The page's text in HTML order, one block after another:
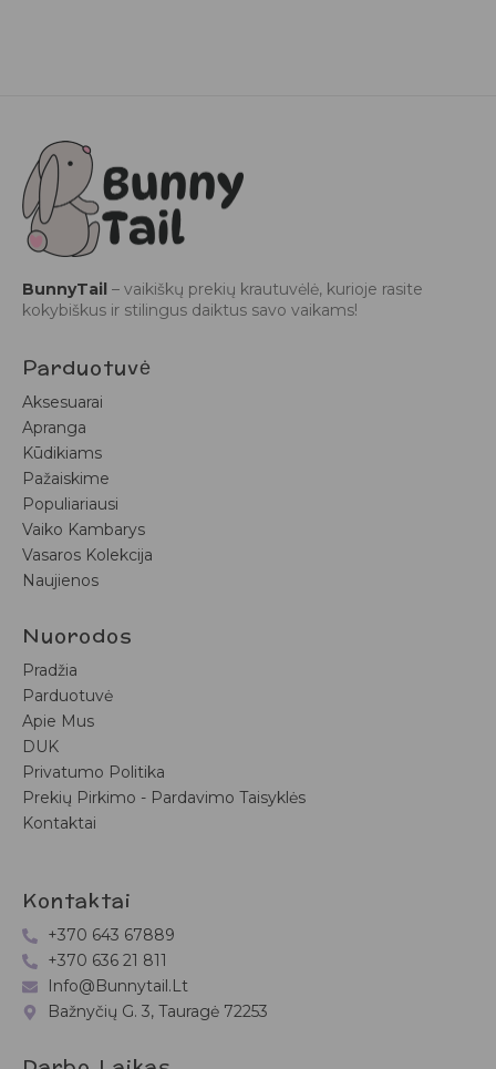
BunnyTail – vaikiškų prekių krautuvėlė, kurioje rasite
kokybiškus ir stilingus daiktus savo vaikams!
Parduotuvė
Aksesuarai
Apranga
Kūdikiams
Pažaiskime
Populiariausi
Vaiko Kambarys
Vasaros Kolekcija
Naujienos
Nuorodos
Pradžia
Parduotuvė
Apie Mus
DUK
Privatumo Politika
Prekių Pirkimo - Pardavimo Taisyklės
Kontaktai
Kontaktai
+370 643 67889
+370 636 21 811
Info@bunnytail.lt
Bažnyčių G. 3, Tauragė 72253